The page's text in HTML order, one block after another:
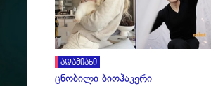
ადამიანი
ცნობილი ბიოჰაკერი